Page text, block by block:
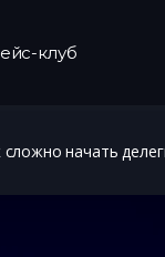
клуб
начать